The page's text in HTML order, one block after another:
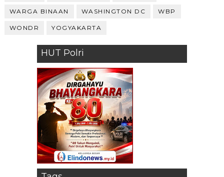
WARGA BINAAN WASHINGTON DC WBP
WONDR YOGYAKARTA
HUT Polri